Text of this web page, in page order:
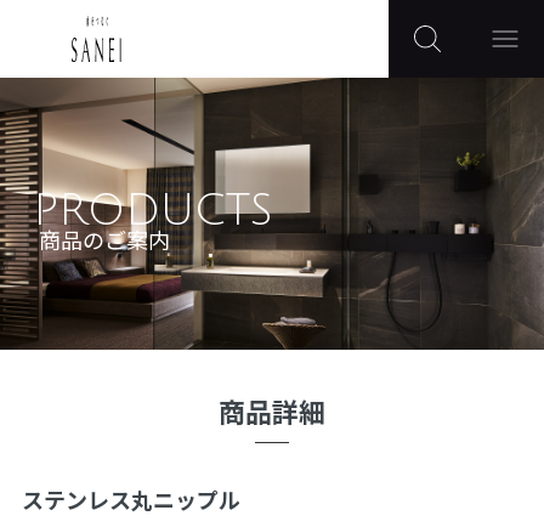
PRODUCTS
商品のご案内
商品詳細
ステンレス丸ニップル